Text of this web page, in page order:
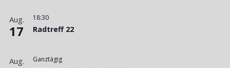
Aug.
17
18:30
Radtreff 22
Aug. Ganztägig